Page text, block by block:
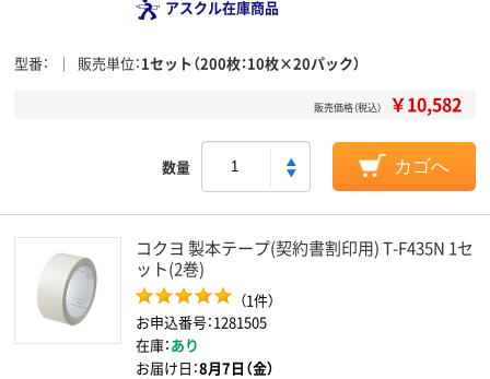
アスクル在庫商品
型番 販売単位 1セット（200枚：10枚×20パック）
販売価格（税込） ￥10,582
数量 カゴへ
コクヨ 製本テープ(契約書割印用) T-F435N 1セ
ット(2巻)
（1件）
お申込番号：1281505
在庫：あり
お届け日：8月7日（金）